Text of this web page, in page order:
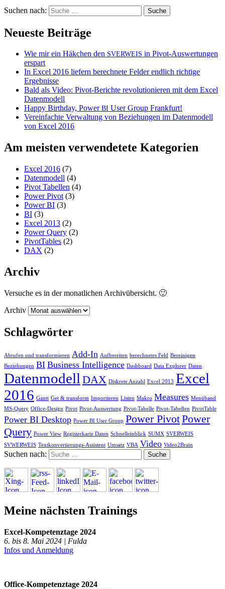
Suchen nach:
Neueste Beiträge
Wie mir ein Häkchen den SVERWEIS in Pivot-Auswertungen
erspart
In Excel 2016 liefern berechnete Felder endlich richtige
Ergebnisse
Bald als Video: Pivot-Berichte revolutionieren mit dem Excel
Datenmodell
Happy Birthday, PowerBI User Group Frankfurt!
Vereinfachte Verwaltung von Beziehungen im Datenmodell
von Excel 2016
Am meisten verwendetete Kategorien
Excel 2016 (7)
Datenmodell (4)
Pivot Tabellen (4)
Power Pivot (3)
Power BI (3)
BI (3)
Excel 2013 (2)
Power Query (2)
PivotTables (2)
DAX (2)
Archiv
Versuche es in der monatlichen Archivübersicht. 🙂
Archiv
Schlagwörter
Abrufen und transformieren Add-In Aufbereiten berechnetes Feld Bereinigen
Beziehungen BI Business Intelligence Dashboard Data Explorer Daten
Datenmodell DAX Diskrete Anzahl Excel 2013 Excel
2016 Gantt Get & transform Importieren Listen Makro Measures Menüband
MS-Query Office-Design Pivot Pivot-Auswertung Pivot-Tabelle Pivot-Tabellen PivotTable
Power BI Desktop Power BI User Group Power PivotPower
Query Power View Registerkarte Daten Schnelleinblick SUMX SVERWEIS
SVWERWEIS Textkonvertierungs-Assistent Umsatz VBA Video Video2Brain
Suchen nach:
Meine nächsten Trainings
Excel-Kompetenztage 2024
6. bis 8. Mai 2024 | Fulda
Infos und Anmeldung
Office-Kompetenztage 2024